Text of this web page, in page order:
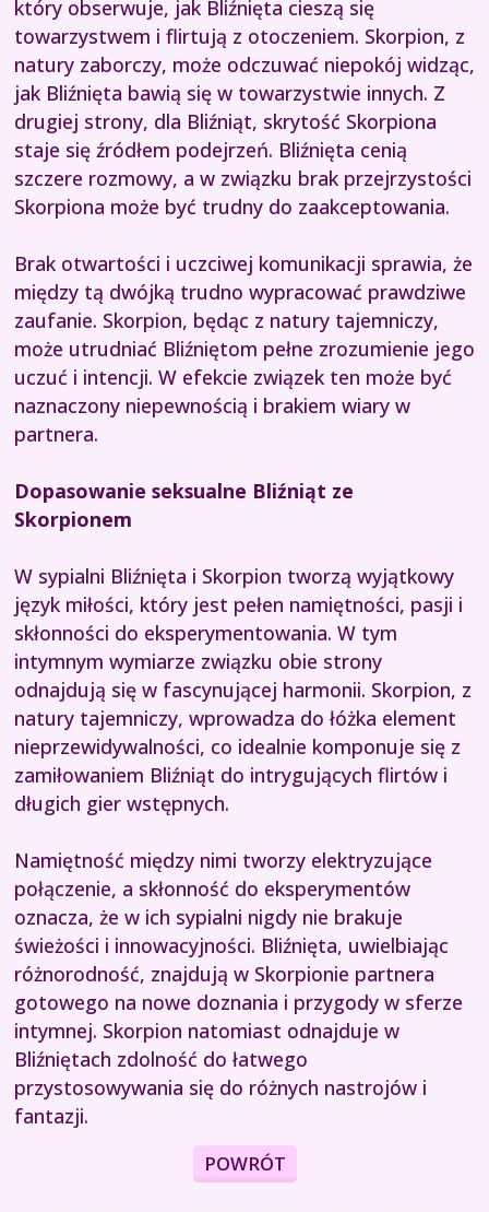
który obserwuje, jak Bliźnięta cieszą się
towarzystwem i flirtują z otoczeniem. Skorpion, z
natury zaborczy, może odczuwać niepokój widząc,
jak Bliźnięta bawią się w towarzystwie innych. Z
drugiej strony, dla Bliźniąt, skrytość Skorpiona
staje się źródłem podejrzeń. Bliźnięta cenią
szczere rozmowy, a w związku brak przejrzystości
Skorpiona może być trudny do zaakceptowania.
Brak otwartości i uczciwej komunikacji sprawia, że
między tą dwójką trudno wypracować prawdziwe
zaufanie. Skorpion, będąc z natury tajemniczy,
może utrudniać Bliźniętom pełne zrozumienie jego
uczuć i intencji. W efekcie związek ten może być
naznaczony niepewnością i brakiem wiary w
partnera.
Dopasowanie seksualne Bliźniąt ze
Skorpionem
W sypialni Bliźnięta i Skorpion tworzą wyjątkowy
język miłości, który jest pełen namiętności, pasji i
skłonności do eksperymentowania. W tym
intymnym wymiarze związku obie strony
odnajdują się w fascynującej harmonii. Skorpion, z
natury tajemniczy, wprowadza do łóżka element
nieprzewidywalności, co idealnie komponuje się z
zamiłowaniem Bliźniąt do intrygujących flirtów i
długich gier wstępnych.
Namiętność między nimi tworzy elektryzujące
połączenie, a skłonność do eksperymentów
oznacza, że w ich sypialni nigdy nie brakuje
świeżości i innowacyjności. Bliźnięta, uwielbiając
różnorodność, znajdują w Skorpionie partnera
gotowego na nowe doznania i przygody w sferze
intymnej. Skorpion natomiast odnajduje w
Bliźniętach zdolność do łatwego
przystosowywania się do różnych nastrojów i
fantazji.
POWRÓT